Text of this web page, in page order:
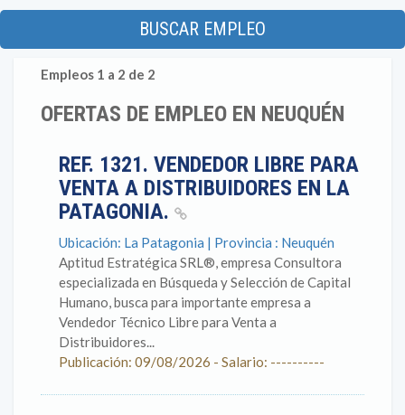
BUSCAR EMPLEO
Empleos 1 a 2 de 2
OFERTAS DE EMPLEO EN NEUQUÉN
REF. 1321. VENDEDOR LIBRE PARA
VENTA A DISTRIBUIDORES EN LA
PATAGONIA.
Ubicación: La Patagonia | Provincia : Neuquén
Aptitud Estratégica SRL®, empresa Consultora
especializada en Búsqueda y Selección de Capital
Humano, busca para importante empresa a
Vendedor Técnico Libre para Venta a
Distribuidores...
Publicación: 09/08/2026 - Salario: ----------